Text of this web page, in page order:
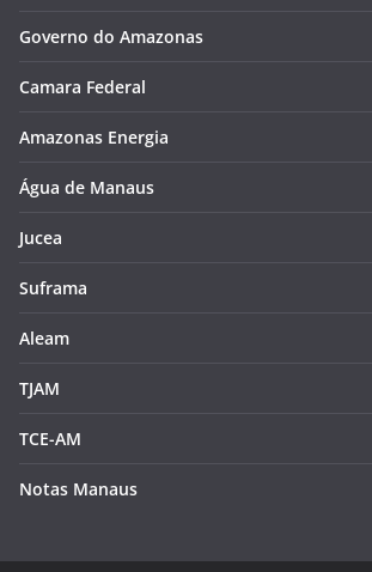
Governo do Amazonas
Camara Federal
Amazonas Energia
Água de Manaus
Jucea
Suframa
Aleam
TJAM
TCE-AM
Notas Manaus